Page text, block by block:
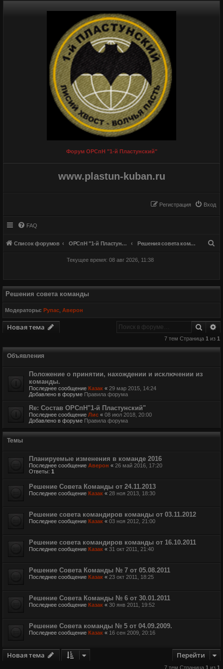
Форум ОРСпН "1-й Пластунский"
www.plastun-kuban.ru
Вход
Регистрация
FAQ
Список форумов ОРСпН "1-й Пластунский" Решения совета команды
Текущее время: 08 авг 2026, 11:38
Решения совета команды
Модераторы: Рупас ,Аверон
Новая тема Поиск
7 тем Страница 1 из 1
Объявления
Положение о принятии, нахождении и исключении из
команды.
Последнее сообщение Казак « 29 мар 2015, 14:24
Добавлено в форуме Правила форума
Re: Состав ОРСпН"1-й Пластунский"
Последнее сообщение Лис « 08 июл 2018, 20:00
Добавлено в форуме Правила форума
Темы
Планируемые изменения в команде 2016
Последнее сообщение Аверон « 26 май 2016, 17:20
Ответы: 1
Решение Совета Команды от 24.11.2013
Последнее сообщение Казак « 28 ноя 2013, 18:30
Решение совета командиров команды от 03.11.2012
Последнее сообщение Казак « 03 ноя 2012, 21:00
Решение совета командиров команды от 16.10.2011
Последнее сообщение Казак « 31 окт 2011, 21:40
Решение Совета Команды № 7 от 05.08.2011
Последнее сообщение Казак « 23 окт 2011, 18:25
Решение Совета Команды № 6 от 30.01.2011
Последнее сообщение Казак « 30 янв 2011, 19:52
Решение Совета команды № 5 от 04.09.2009.
Последнее сообщение Казак « 16 сен 2009, 20:16
Новая тема Перейти
7 тем Страница 1 из 1